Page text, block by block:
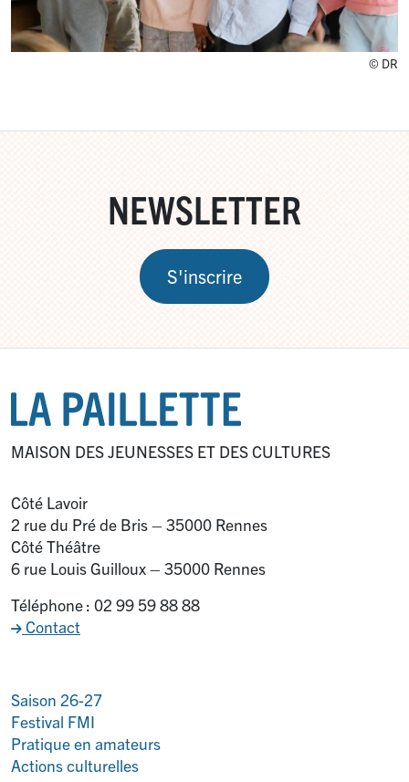
© DR
NEWSLETTER
S'inscrire
MAISON DES JEUNESSES ET DES CULTURES
Côté Lavoir
2 rue du Pré de Bris – 35000 Rennes
Côté Théâtre
6 rue Louis Guilloux – 35000 Rennes
Téléphone : 02 99 59 88 88
Contact
Saison 26-27
Festival FMI
Pratique en amateurs
Actions culturelles